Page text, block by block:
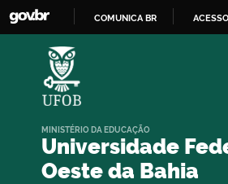
COMUNICA BR
Universidade
Oeste da Bahia
MINISTÉRIO DA EDUCAÇÃO